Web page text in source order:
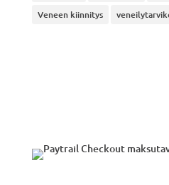
Veneen kiinnitys